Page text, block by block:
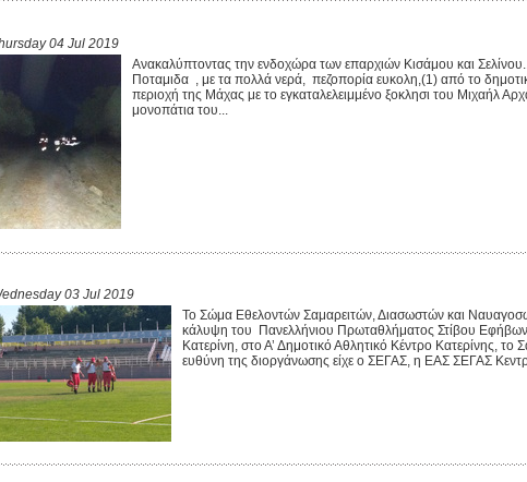
04 Jul 2019
Ανακαλύπτοντας την ενδοχώρα των επαρχιών Κισάμου και
Ποταμιδα , με τα πολλά νερά, πεζοπορία ευκολη,(1) από το
περιοχή της Μάχας με το εγκαταλελειμμένο ξοκλησι του Μιχαήλ
μονοπάτια του...
03 Jul 2019
Το Σώμα Εθελοντών Σαμαρειτών, Διασωστών και
κάλυψη του Πανελλήνιου Πρωταθλήματος Στίβου
Κατερίνη, στο Α’ Δημοτικό Αθλητικό Κέντρο Κατερίνης,
ευθύνη της διοργάνωσης είχε ο ΣΕΓΑΣ, η ΕΑΣ ΣΕΓΑΣ